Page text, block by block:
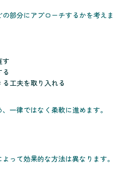
部分にアプローチするかを考えま
す
工夫を取り入れる
一律ではなく柔軟に進めます。
って効果的な方法は異なります。